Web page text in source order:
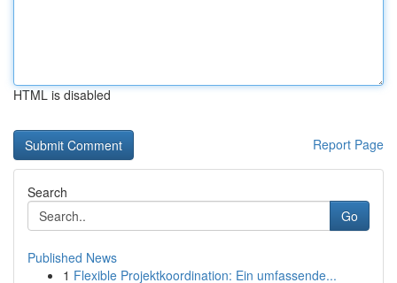
HTML is disabled
Report Page
Search
Go
Published News
1 Flexible Projektkoordination: Ein umfassende...